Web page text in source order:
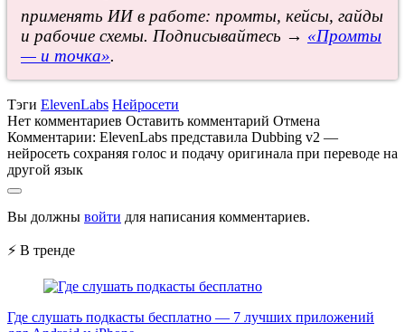
применять ИИ в работе: промты, кейсы, гайды
и рабочие схемы. Подписывайтесь → «Промты
— и точка».
Тэги ElevenLabs Нейросети
Нет комментариев Оставить комментарий Отмена
Комментарии: ElevenLabs представила Dubbing v2 —
нейросеть сохраняя голос и подачу оригинала при переводе на
другой язык
Вы должны войти для написания комментариев.
⚡ В тренде
Где слушать подкасты бесплатно — 7 лучших приложений